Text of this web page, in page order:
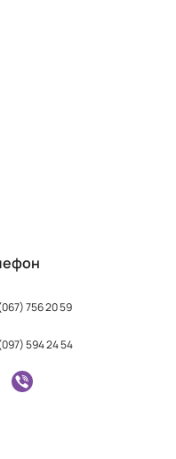
756 20 59
594 24 54